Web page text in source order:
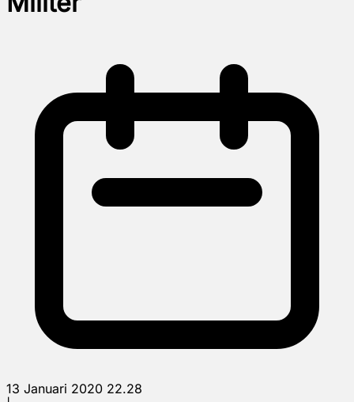
13 Januari 2020 22.28